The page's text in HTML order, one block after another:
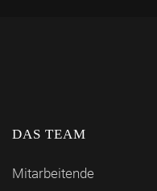
DAS TEAM
Mitarbeitende